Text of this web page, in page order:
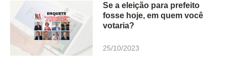
Se a eleição para prefeito
fosse hoje, em quem você
votaria?
25/10/2023